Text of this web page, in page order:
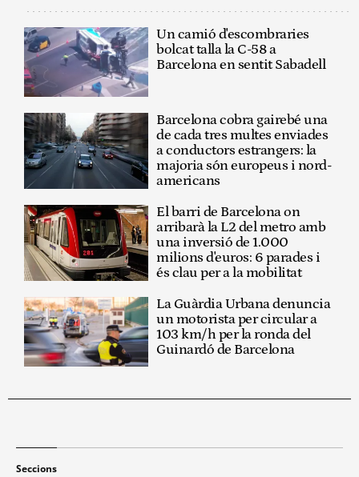
Un camió d'escombraries
bolcat talla la C-58 a
Barcelona en sentit Sabadell
Barcelona cobra gairebé una
de cada tres multes enviades
a conductors estrangers: la
majoria són europeus i nord-
americans
El barri de Barcelona on
arribarà la L2 del metro amb
una inversió de 1.000
milions d'euros: 6 parades i
és clau per a la mobilitat
La Guàrdia Urbana denuncia
un motorista per circular a
103 km/h per la ronda del
Guinardó de Barcelona
Seccions